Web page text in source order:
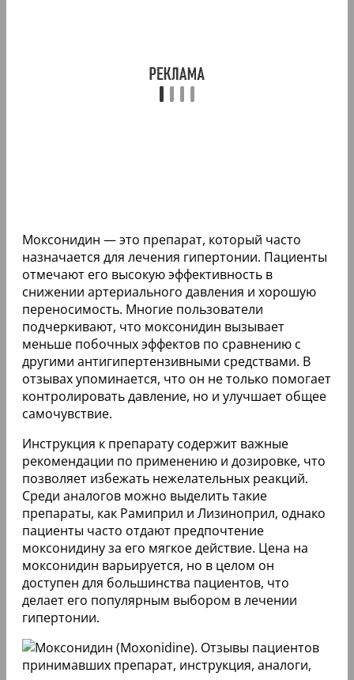
Моксонидин — это препарат, который часто
назначается для лечения гипертонии. Пациенты
отмечают его высокую эффективность в
снижении артериального давления и хорошую
переносимость. Многие пользователи
подчеркивают, что моксонидин вызывает
меньше побочных эффектов по сравнению с
другими антигипертензивными средствами. В
отзывах упоминается, что он не только помогает
контролировать давление, но и улучшает общее
самочувствие.
Инструкция к препарату содержит важные
рекомендации по применению и дозировке, что
позволяет избежать нежелательных реакций.
Среди аналогов можно выделить такие
препараты, как Рамиприл и Лизиноприл, однако
пациенты часто отдают предпочтение
моксонидину за его мягкое действие. Цена на
моксонидин варьируется, но в целом он
доступен для большинства пациентов, что
делает его популярным выбором в лечении
гипертонии.